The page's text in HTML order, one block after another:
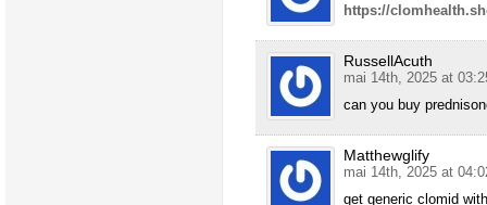
https://
RussellAcuth
mai 14th, 2025 at
can you buy
Matthewglify
mai 14th, 2025 at
get generic clomid